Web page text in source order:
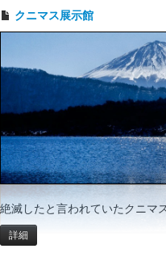
クニマス展示館
絶滅したと言われていたクニマ
詳細